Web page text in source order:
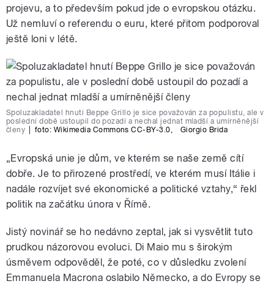
projevu, a to především pokud jde o evropskou otázku.
Už nemluví o referendu o euru, které přitom podporoval
ještě loni v létě.
Spoluzakladatel hnutí Beppe Grillo je sice považován za populistu, ale v
poslední době ustoupil do pozadí a nechal jednat mladší a umírněnější
členy
foto: Wikimedia Commons CC-BY-3.0, Giorgio Brida
„Evropská unie je dům, ve kterém se naše země cítí
dobře. Je to přirozené prostředí, ve kterém musí Itálie i
nadále rozvíjet své ekonomické a politické vztahy,“ řekl
politik na začátku února v Římě.
Jistý novinář se ho nedávno zeptal, jak si vysvětlit tuto
prudkou názorovou evoluci. Di Maio mu s širokým
úsměvem odpověděl, že poté, co v důsledku zvolení
Emmanuela Macrona oslabilo Německo, a do Evropy se